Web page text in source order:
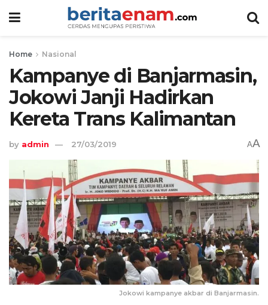
Home Nasional
Kampanye di Banjarmasin,
Jokowi Janji Hadirkan
Kereta Trans Kalimantan
by admin 27/03/2019 AA
Jokowi kampanye akbar di Banjarmasin.